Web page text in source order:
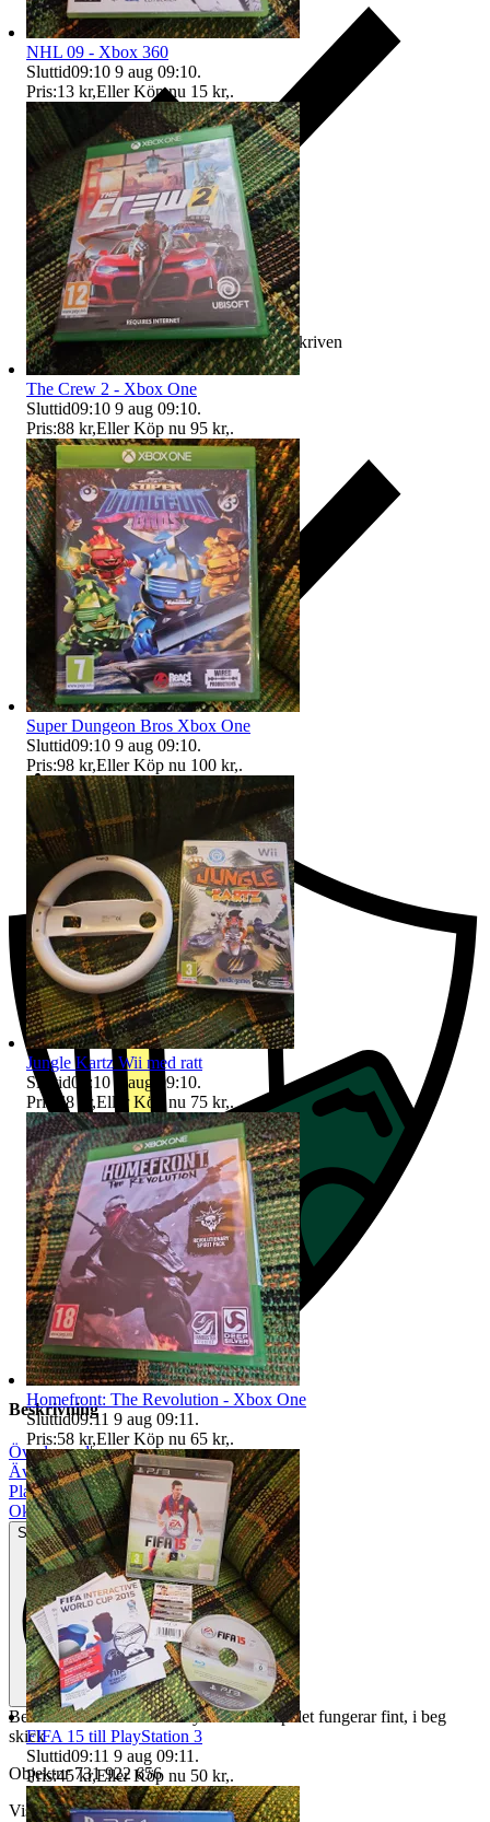
Ersättning om varan inte är som beskriven
Ersättning om du inte får din vara
Beskrivning
Överlevnad|
Äventyr|
Plattform|
Okej använt skick
Synliga tecken på slitage
Ben 10 Alien Force till PlayStation 2. Spelet fungerar fint, i beg
skick
Objektnr 731 922 656
Visningar 67
NHL 09 - Xbox 360
Sluttid09:10 9 aug 09:10.
Pris:13 kr,Eller Köp nu 15 kr,.
The Crew 2 - Xbox One
Sluttid09:10 9 aug 09:10.
Pris:88 kr,Eller Köp nu 95 kr,.
Super Dungeon Bros Xbox One
Sluttid09:10 9 aug 09:10.
Pris:98 kr,Eller Köp nu 100 kr,.
Jungle Kartz Wii med ratt
Sluttid09:10 9 aug 09:10.
Pris:
68 kr ,Eller Köp nu 75 kr,.
Homefront: The Revolution - Xbox One
Sluttid09:11 9 aug 09:11 .
Pris:58 kr,Eller Köp nu 65 kr,.
FIFA 15 till PlayStation 3
Sluttid09:11 9 aug 09:11 .
Pris:45 kr,Eller Köp nu 50 kr,.